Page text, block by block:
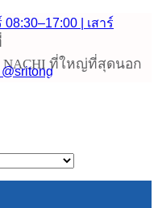
| เสาร์
ที่ใหญ่ที่สุดนอก